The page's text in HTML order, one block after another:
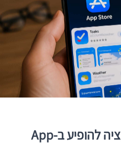
איך לגרום לאפליקציה להופיע ב-App